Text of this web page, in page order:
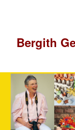
Bergith